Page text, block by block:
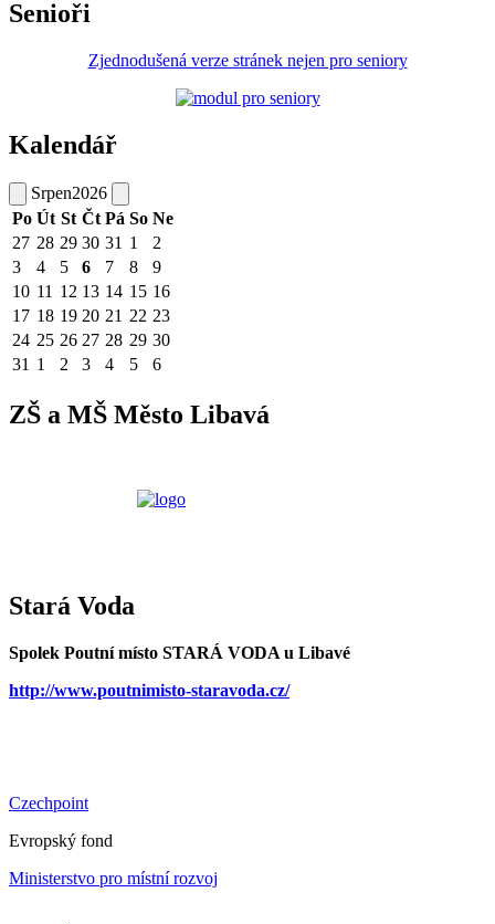
Senioři
Zjednodušená verze stránek nejen pro seniory
Kalendář
Srpen2026
Po Út St Čt Pá So Ne
27 28 29 30 31 1
2
3
4 5 6 7 8
9
10 11 12 13 14 15 16
17 18 19 20 21 22 23
24 25 26 27 28 29 30
31 1 2 3 4 5 6
ZŠ a MŠ Město Libavá
Stará Voda
Spolek Poutní místo STARÁ VODA u Libavé
http://www.poutnimisto-staravoda.cz/
Czechpoint
Evropský fond
Ministerstvo pro místní rozvoj